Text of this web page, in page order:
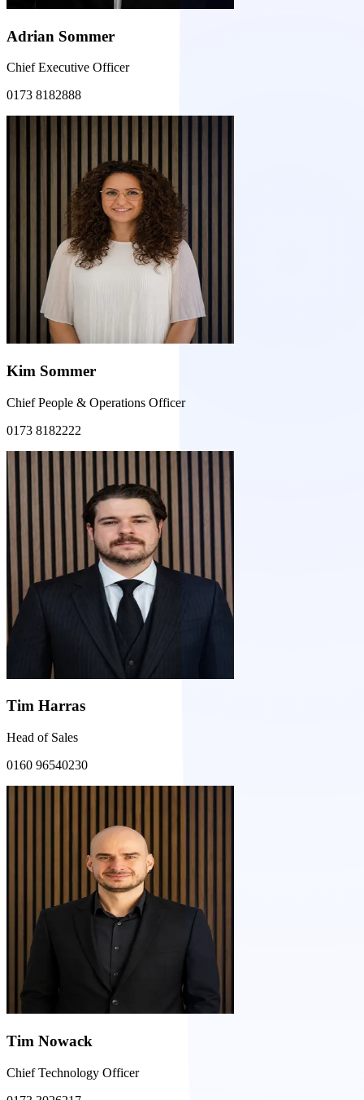
Adrian Sommer
Chief Executive Officer
0173 8182888
Kim Sommer
Chief People & Operations Officer
0173 8182222
Tim Harras
Head of Sales
0160 96540230
Tim Nowack
Chief Technology Officer